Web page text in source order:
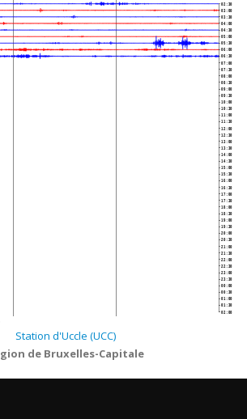
02:30
03:00
03:30
04:00
04:30
05:00
05:30
06:00
06:30
07:00
07:30
08:00
08:30
09:00
09:30
10:00
10:30
11:00
11:30
12:00
12:30
13:00
13:30
14:00
14:30
15:00
15:30
16:00
16:30
17:00
17:30
18:00
18:30
19:00
19:30
20:00
20:30
21:00
21:30
22:00
22:30
23:00
23:30
00:00
00:30
01:00
01:30
02:00
Station d'Uccle (UCC)
de Bruxelles-Capitale